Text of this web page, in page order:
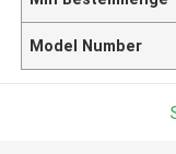
Model Number